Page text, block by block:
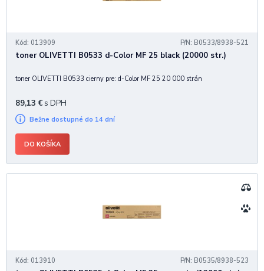
Kód: 013909 P/N: B0533/8938-521
toner OLIVETTI B0533 d-Color MF 25 black (20000 str.)
toner OLIVETTI B0533 cierny pre: d-Color MF 25 20 000 strán
89,13 € s DPH
Bežne dostupné do 14 dní
DO KOŠÍKA
Kód: 013910 P/N: B0535/8938-523